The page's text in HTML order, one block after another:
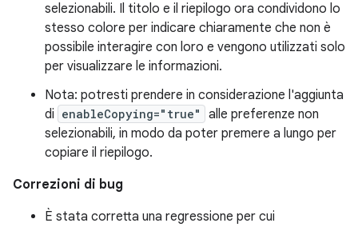
selezionabili. Il titolo e il riepilogo ora condividono lo
stesso colore per indicare chiaramente che non è
possibile interagire con loro e vengono utilizzati solo
per visualizzare le informazioni.
Nota: potresti prendere in considerazione l'aggiunta
di enableCopying="true"
alle preferenze non
selezionabili, in modo da poter premere a lungo per
copiare il riepilogo.
Correzioni di bug
È stata corretta una regressione per cui